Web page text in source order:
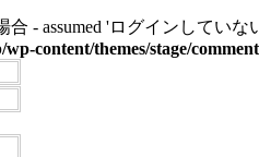
合 - assumed 'ログインしてい
content/themes/stage/